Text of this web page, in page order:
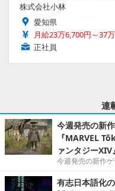
株式会社小林
愛知県
月給23万6,700円～37
正社員
連
今週発売の新
『MARVEL
ァンタジーXIV
今週発売の新作ゲ
有志日本語化